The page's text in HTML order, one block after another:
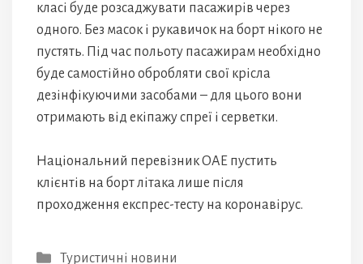
класі буде розсаджувати пасажирів через
одного. Без масок і рукавичок на борт нікого не
пустять. Під час польоту пасажирам необхідно
буде самостійно обробляти свої крісла
дезінфікуючими засобами – для цього вони
отримають від екіпажу спреї і серветки.
Національний перевізник ОАЕ пустить
клієнтів на борт літака лише після
проходження експрес-тесту на коронавірус.
Категорії
Туристичні новини